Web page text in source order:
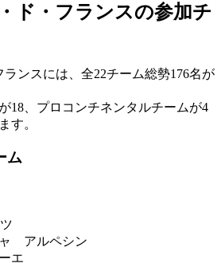
ド・フランスの参加チ
ンスには、全22チーム総勢176名が
18、プロコンチネンタルチームが4
す。
ム
アルペシン
エ